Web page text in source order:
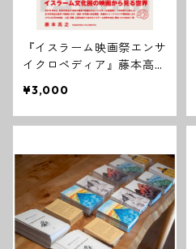
『イスラーム映画祭エンサ
イクロペディア』藤本高之
¥3,000